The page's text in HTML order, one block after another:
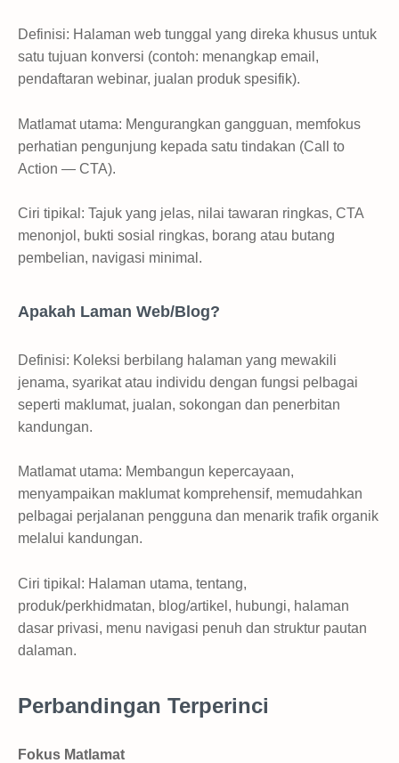
Definisi: Halaman web tunggal yang direka khusus untuk
satu tujuan konversi (contoh: menangkap email,
pendaftaran webinar, jualan produk spesifik).
Matlamat utama: Mengurangkan gangguan, memfokus
perhatian pengunjung kepada satu tindakan (Call to
Action — CTA).
Ciri tipikal: Tajuk yang jelas, nilai tawaran ringkas, CTA
menonjol, bukti sosial ringkas, borang atau butang
pembelian, navigasi minimal.
Apakah Laman Web/Blog?
Definisi: Koleksi berbilang halaman yang mewakili
jenama, syarikat atau individu dengan fungsi pelbagai
seperti maklumat, jualan, sokongan dan penerbitan
kandungan.
Matlamat utama: Membangun kepercayaan,
menyampaikan maklumat komprehensif, memudahkan
pelbagai perjalanan pengguna dan menarik trafik organik
melalui kandungan.
Ciri tipikal: Halaman utama, tentang,
produk/perkhidmatan, blog/artikel, hubungi, halaman
dasar privasi, menu navigasi penuh dan struktur pautan
dalaman.
Perbandingan Terperinci
Fokus Matlamat